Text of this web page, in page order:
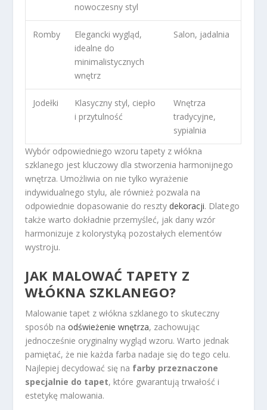
nowoczesny styl
Romby
Elegancki wygląd,
idealne do
minimalistycznych
wnętrz
Salon, jadalnia
Jodełki
Klasyczny styl, ciepło
i przytulność
Wnętrza
tradycyjne,
sypialnia
Wybór odpowiedniego wzoru tapety z włókna
szklanego jest kluczowy dla stworzenia harmonijnego
wnętrza. Umożliwia on nie tylko wyrażenie
indywidualnego stylu, ale również pozwala na
odpowiednie dopasowanie do reszty dekoracji. Dlatego
także warto dokładnie przemyśleć, jak dany wzór
harmonizuje z kolorystyką pozostałych elementów
wystroju.
JAK MALOWAĆ TAPETY Z
WŁÓKNA SZKLANEGO?
Malowanie tapet z włókna szklanego to skuteczny
sposób naodświeżenie wnętrza, zachowując
jednocześnie oryginalny wygląd wzoru. Warto jednak
pamiętać, że nie każda farba nadaje się do tego celu.
Najlepiej decydować się na farby przeznaczone
specjalnie do tapet, które gwarantują trwałość i
estetykę malowania.